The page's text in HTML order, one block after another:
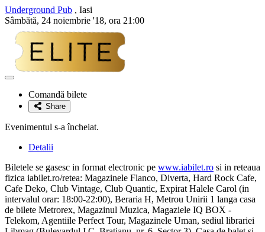
Underground Pub , Iasi
Sâmbătă, 24 noiembrie '18, ora 21:00
Adaugă
favoriteComandă bilete
Share
Evenimentul s-a încheiat.
Detalii
Biletele se gasesc in format electronic pe www.iabilet.ro si in reteaua
fizica iabilet.ro/retea: Magazinele Flanco, Diverta, Hard Rock Cafe,
Cafe Deko, Club Vintage, Club Quantic, Expirat Halele Carol (in
intervalul orar: 18:00-22:00), Beraria H, Metrou Unirii 1 langa casa
de bilete Metrorex, Magazinul Muzica, Magaziele IQ BOX -
Telekom, Agentiile Perfect Tour, Magazinele Uman, sediul librariei